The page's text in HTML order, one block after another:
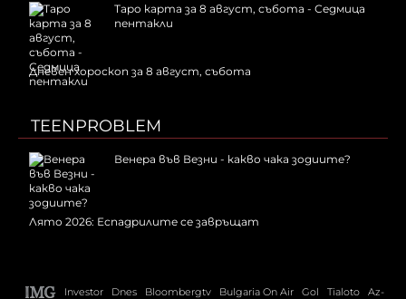
Таро карта за 8 август, събота - Седмица
пентакли
Дневен хороскоп за 8 август, събота
TEENPROBLEM
Венера във Везни - какво чака зодиите?
Лято 2026: Еспадрилите се завръщат
Investor Dnes Bloombergtv Bulgaria On Air Gol Tialoto
Az-